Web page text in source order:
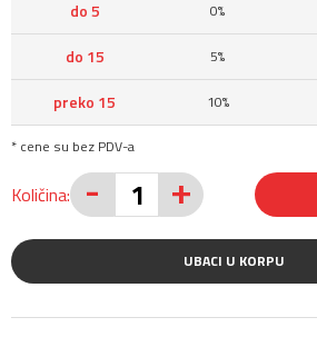
do 5 0%
do 15
5%
preko 15
10%
* cene su bez PDV-a
Količina: - +
UBACI U KORPU